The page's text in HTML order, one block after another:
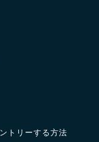
トリーする方法